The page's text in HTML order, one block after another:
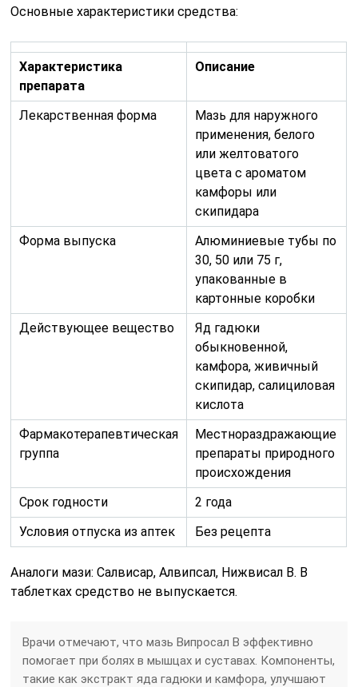
Основные характеристики средства:
Характеристика
препарата
Описание
Лекарственная форма
Мазь для наружного
применения, белого
или желтоватого
цвета с ароматом
камфоры или
скипидара
Форма выпуска
Алюминиевые тубы по
30, 50 или 75 г,
упакованные в
картонные коробки
Действующее вещество
Яд гадюки
обыкновенной,
камфора, живичный
скипидар, салициловая
кислота
Фармакотерапевтическая
группа
Местнораздражающие
препараты природного
происхождения
Срок годности
2 года
Условия отпуска из аптек
Без рецепта
Аналоги мази: Салвисар, Алвипсал, Нижвисал В. В
таблетках средство не выпускается.
Врачи отмечают, что мазь Випросал В эффективно
помогает при болях в мышцах и суставах. Компоненты,
такие как экстракт яда гадюки и камфора, улучшают